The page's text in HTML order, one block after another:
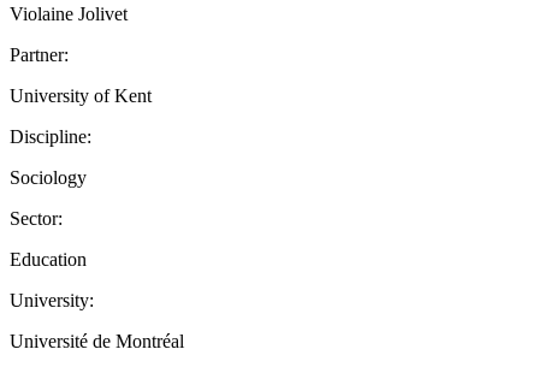
Violaine Jolivet
Partner:
University of Kent
Discipline:
Sociology
Sector:
Education
University:
Université de Montréal